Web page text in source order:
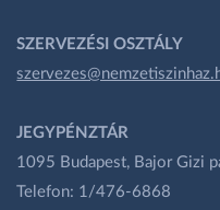
SZERVEZÉSI OSZTÁLY
JEGYPÉNZTÁR
1095 Budapest, Bajor Gizi
Telefon: 1/476-6868